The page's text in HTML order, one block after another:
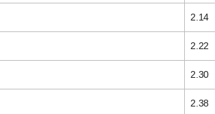
2.14
2.22
2.30
2.38